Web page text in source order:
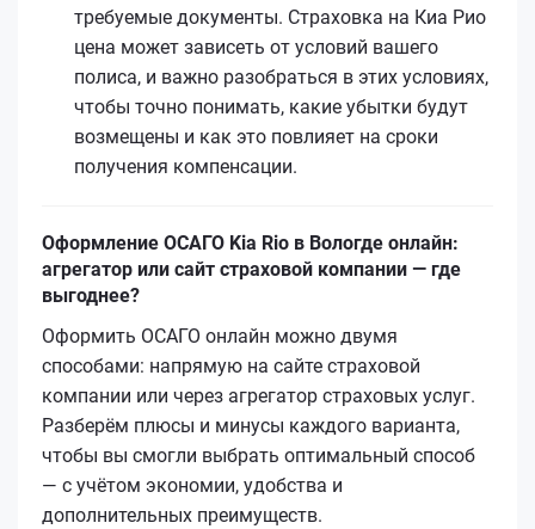
требуемые документы. Страховка на Киа Рио
цена может зависеть от условий вашего
полиса, и важно разобраться в этих условиях,
чтобы точно понимать, какие убытки будут
возмещены и как это повлияет на сроки
получения компенсации.
Оформление ОСАГО Kia Rio в Вологде онлайн:
агрегатор или сайт страховой компании — где
выгоднее?
Оформить ОСАГО онлайн можно двумя
способами: напрямую на сайте страховой
компании или через агрегатор страховых услуг.
Разберём плюсы и минусы каждого варианта,
чтобы вы смогли выбрать оптимальный способ
— с учётом экономии, удобства и
дополнительных преимуществ.